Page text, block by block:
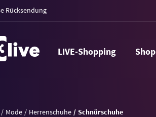
Rücksendung
LIVE-Shopping Shop
Mode Herrenschuhe Schnürschuhe